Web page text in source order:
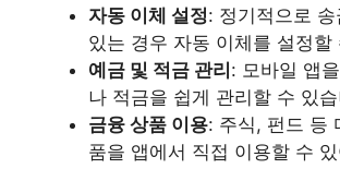
자동 이체 설정: 정기적으로
있는 경우 자동 이체를 설정할
예금 및 적금 관리: 모바일 앱
나 적금을 쉽게 관리할 수 있
금융 상품 이용: 주식, 펀드 등
품을 앱에서 직접 이용할 수